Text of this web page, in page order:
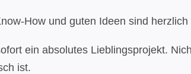
How und guten Ideen sind
ein absolutes Lieblingsprojekt.
ist.